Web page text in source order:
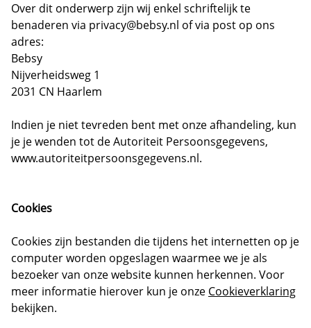
Over dit onderwerp zijn wij enkel schriftelijk te
benaderen via privacy@bebsy.nl of via post op ons
adres:
Bebsy
Nijverheidsweg 1
2031 CN Haarlem
Indien je niet tevreden bent met onze afhandeling, kun
je je wenden tot de Autoriteit Persoonsgegevens,
www.autoriteitpersoonsgegevens.nl.
Cookies
Cookies zijn bestanden die tijdens het internetten op je
computer worden opgeslagen waarmee we je als
bezoeker van onze website kunnen herkennen. Voor
meer informatie hierover kun je onze Cookieverklaring
bekijken.